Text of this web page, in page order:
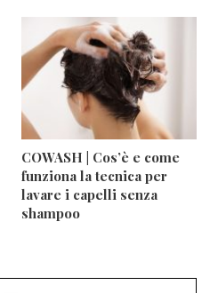
COWASH | Cos’è e come
funziona la tecnica per
lavare i capelli senza
shampoo